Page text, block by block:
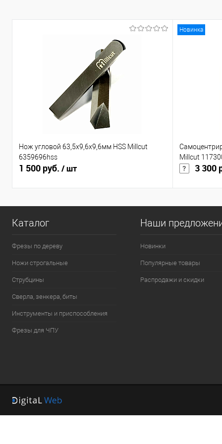
Нож угловой 63,5x9,6x9,6мм HSS Millcut
6359696hss
1 500 руб. / шт
Новинка
Millcut
3 300
Каталог
Фрезы по дереву
Ножи строгальные
Струбцины
Сверла, зенкера, биты
Инструменты и приспособления
Фрезы для ЧПУ
Наши
Новинки
Популярные товары
Распродажи и скидки